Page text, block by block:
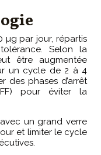
µg par jour, répartis
Selon la
être augmentée
un cycle de 2 à 4
des phases d’arrêt
pour éviter la
un grand verre
et limiter le cycle